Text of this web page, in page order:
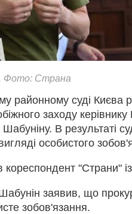
Фото: Страна
районному суді Києва
заходу керівнику
В результаті
особистого
"Страни"
заявив, що
зобов'язання.